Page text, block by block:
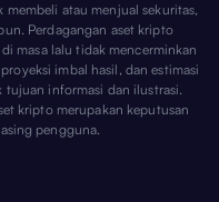
membeli atau menjual sekuritas,
Perdagangan aset kripto
masa lalu tidak mencerminkan
imbal hasil, dan estimasi
tujuan informasi dan ilustrasi.
kripto merupakan keputusan
pengguna.